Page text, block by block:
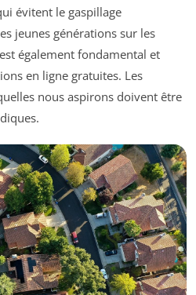
évitent le gaspillage
jeunes générations sur les
également fondamental et
en ligne gratuites. Les
nous aspirons doivent être